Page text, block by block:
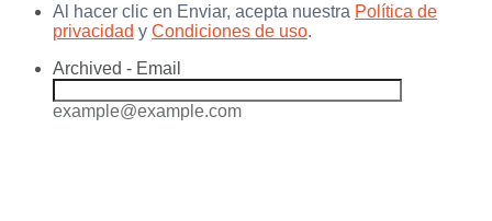
Al hacer clic en Enviar, acepta nuestra Política de
privacidad y Condiciones de uso.
Archived - Email
example@example.com